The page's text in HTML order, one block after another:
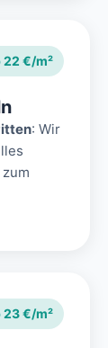
22 €/m²
: Wir
23 €/m²